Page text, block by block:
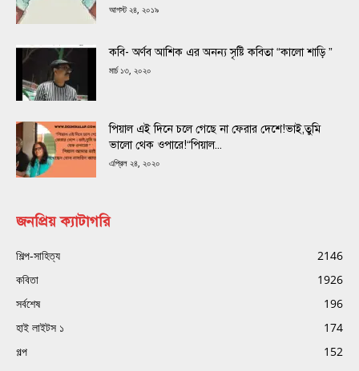
আগস্ট ২৪, ২০১৯
কবি- অর্ণব আশিক এর অনন্য সৃষ্টি কবিতা “কালো শাড়ি ”
মার্চ ১৩, ২০২০
পিয়াল এই দিনে চলে গেছে না ফেরার দেশে!ভাই,তুমি
ভালো থেক ওপারে!“পিয়াল...
এপ্রিল ২৪, ২০২০
জনপ্রিয় ক্যাটাগরি
শিল্প-সাহিত্য
2146
কবিতা
1926
সর্বশেষ
196
হাই লাইটস ১
174
গল্প
152